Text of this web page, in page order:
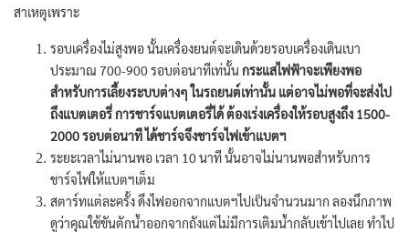
สาเหตุเพราะ
รอบเครื่องไม่สูงพอนั้นเครื่องยนต์จะเดินด้วยรอบเครื่องเดินเบา
ประมาณ 700-900 รอบต่อนาทีเท่นั้นกระแสไฟฟ้าจะเพียงพอ
สำหรับการเลี้ยงระบบต่างๆ ในรถยนต์เท่านั้น แต่อาจไม่พอที่จะส่งไป
ถึงแบตเตอรี่ การชาร์จแบตเตอรี่ได้ ต้องเร่งเครื่องให้รอบสูงถึง 1500-
2000 รอบต่อนาที ได้ชาร์จจึงชาร์จไฟเข้าแบตฯ
ระยะเวลาไม่นานพอ เวลา 10 นาที นั้นอาจไม่นานพอสำหรับการ
ชาร์จไฟให้แบตฯเต็ม
สตาร์ทแต่ละครั้ง ดึงไฟออกจากแบตฯไปเป็นจำนวนมาก ลองนึกภาพ
ดูว่าคุณใช้ขันตักน้ำออกจากถังแต่ไม่มีการเติมน้ำกลับเข้าไปเลย ทำไป